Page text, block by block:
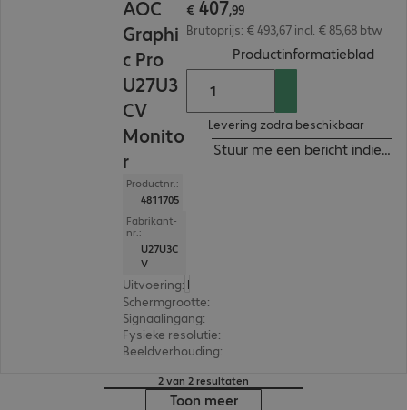
AOC
Graphi
c Pro
U27U3
CV
Monito
r
Productnr.:
4811705
Fabrikant-
nr.:
U27U3C
V
Uitvoering: Europa
Schermgrootte:
Signaalingang:
Fysieke resolutie:
Beeldverhouding:
€ 407,99
Brutoprijs: € 493,67 incl. € 85,68 btw
Productinformatieblad
Levering zodra beschikbaar
Stuur me een bericht indien
2 van 2 resultaten
Toon meer